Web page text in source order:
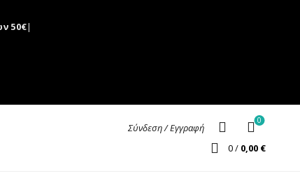
50€|
Σύνδεση / Εγγραφή
0
0/ 0,00 €